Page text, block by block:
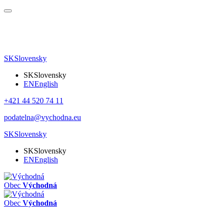
SKSlovensky
SKSlovensky
ENEnglish
+421 44 520 74 11
podatelna@vychodna.eu
SKSlovensky
SKSlovensky
ENEnglish
Obec Východná
Obec Východná